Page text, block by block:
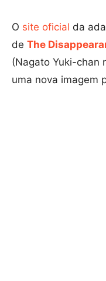
O site oficial da
de The
(Nagato Yuki-chan
uma nova imagem